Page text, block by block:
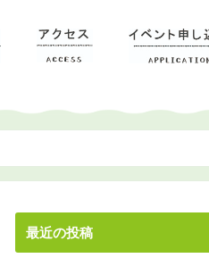
最近の投稿